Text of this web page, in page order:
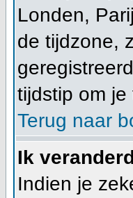
Londen,
de tijdzone,
tijdstip om je
Terug naar
Ik
Indien je